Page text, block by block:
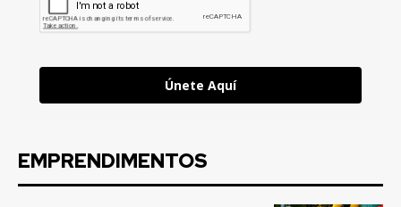
Únete Aquí
EMPRENDIMENTOS